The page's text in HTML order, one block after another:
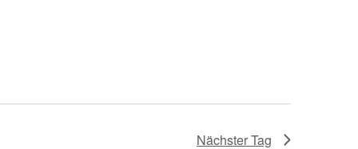
Nächster Tag